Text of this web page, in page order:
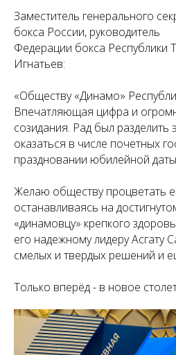
Заместитель генерального
бокса России, руководитель
Федерации бокса Республики
Игнатьев:
«Обществу «Динамо»
Впечатляющая цифра и
созидания. Рад был разделить
оказаться в числе почетных
праздновании юбилейной
Желаю обществу процветать
останавливаясь на
«динамовцу» крепкого
его надежному лидеру Асгату
смелых и твердых решений и
Только вперёд - в новое